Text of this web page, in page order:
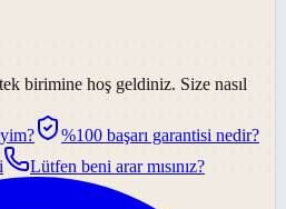
birimine hoş geldiniz. Size nasıl
%100 başarı garantisi nedir?
Lütfen beni arar mısınız?